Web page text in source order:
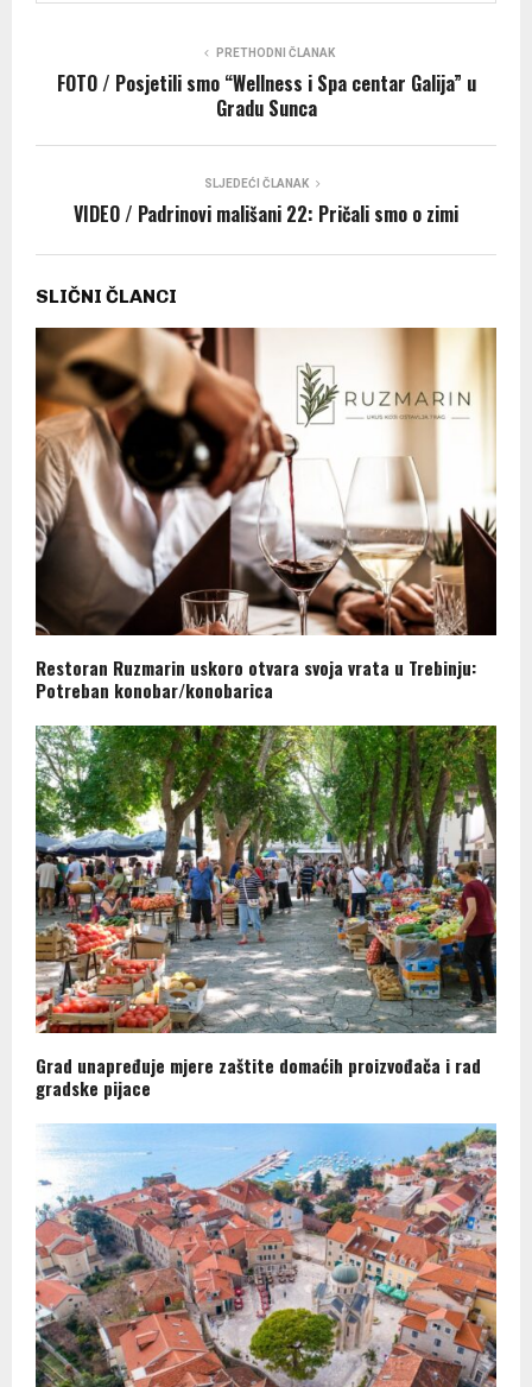
PRETHODNI ČLANAK
FOTO / Posjetili smo “Wellness i Spa centar Galija” u
Gradu Sunca
SLJEDEĆI ČLANAK
VIDEO / Padrinovi mališani 22: Pričali smo o zimi
SLIČNI ČLANCI
Restoran Ruzmarin uskoro otvara svoja vrata u Trebinju:
Potreban konobar/konobarica
Grad unapređuje mjere zaštite domaćih proizvođača i rad
gradske pijace